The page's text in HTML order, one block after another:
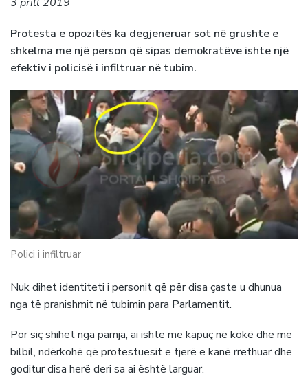
3 prill 2019
Protesta e opozitës ka degjeneruar sot në grushte e
shkelma me një person që sipas demokratëve ishte një
efektiv i policisë i infiltruar në tubim.
Polici i infiltruar
Nuk dihet identiteti i personit që për disa çaste u dhunua
nga të pranishmit në tubimin para Parlamentit.
Por siç shihet nga pamja, ai ishte me kapuç në kokë dhe me
bilbil, ndërkohë që protestuesit e tjerë e kanë rrethuar dhe
goditur disa herë deri sa ai është larguar.